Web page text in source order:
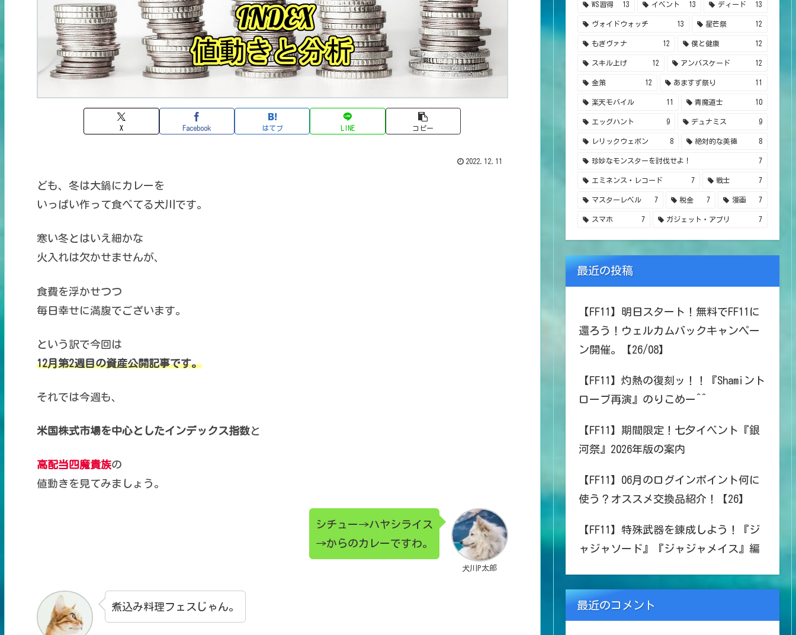
X Facebook はてブ LINE コピー
2022.12.11
ども、冬は大鍋にカレーを
いっぱい作って食べてる犬川です。
寒い冬とはいえ細かな
火入れは欠かせませんが、
食費を浮かせつつ
毎日幸せに満腹でございます。
という訳で今回は
12月第2週目の資産公開記事です。
それでは今週も、
米国株式市場を中心としたインデックス指数と
高配当四魔貴族の
値動きを見てみましょう。
犬川P太郎
シチュー→ハヤシライス
→からのカレーですわ。
煮込み料理フェスじゃん。
WS習得 13 イベント 13 ディード 13
ヴォイドウォッチ 13 星芒祭 12
もぎヴァナ 12 僕と健康 12
スキル上げ 12 アンバスケード 12
金策 12 あますず祭り 11
楽天モバイル 11 青魔道士 10
エッグハント 9 デュナミス 9
レリックウェポン 8 絶対的な美徳 8
珍妙なモンスターを討伐せよ！ 7
エミネンス・レコード 7 戦士 7
マスターレベル 7 税金 7 漫画 7
スマホ 7 ガジェット・アプリ 7
最近の投稿
【FF11】明日スタート！無料でFF11に
還ろう！ウェルカムバックキャンペー
ン開催。【26/08】
【FF11】灼熱の復刻ッ！！『Shamiント
ローブ再演』のりこめー^^
【FF11】期間限定！七夕イベント『銀
河祭』2026年版の案内
【FF11】06月のログインポイント何に
使う？オススメ交換品紹介！【26】
【FF11】特殊武器を錬成しよう！『ジ
ャジャソード』『ジャジャメイス』編
最近のコメント